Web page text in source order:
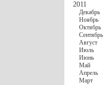
2011
Декабрь
Ноябрь
Октябрь
Сентябрь
Август
Июль
Июнь
Май
Апрель
Март